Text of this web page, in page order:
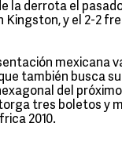
la derrota el
Kingston, y el 2-2
mexicana
también busca
del
tres boletos y
2010.